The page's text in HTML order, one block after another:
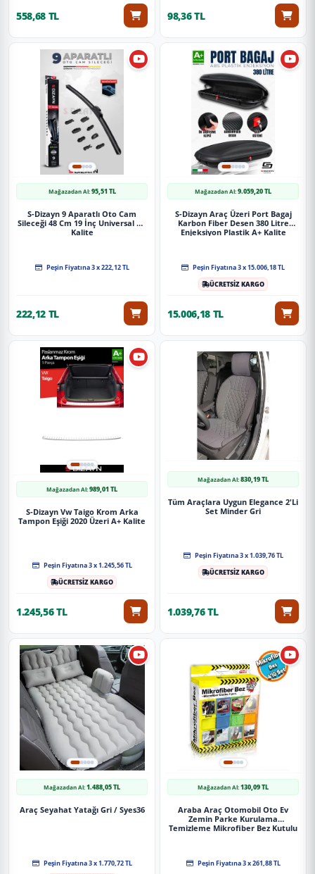
558,68 TL 98,36 TL
Mağazadan Al:95,51 TL
S-Dizayn 9 Aparatlı Oto Cam
Sileceği 48 Cm 19 İnç Universal A+
Kalite
Peşin Fiyatına 3 x 222,12 TL
222,12 TL
Mağazadan Al:9.059,20 TL
S-Dizayn Araç Üzeri Port Bagaj
Karbon Fiber Desen 380 Litre
Enjeksiyon Plastik A+ Kalite
Peşin Fiyatına 3 x 15.006,18 TL
ÜCRETSİZ KARGO
15.006,18 TL
Mağazadan Al:989,01 TL
S-Dizayn Vw Taigo Krom Arka
Tampon Eşiği 2020 Üzeri A+ Kalite
Peşin Fiyatına 3 x 1.245,56 TL
ÜCRETSİZ KARGO
1.245,56 TL
Mağazadan Al:830,19 TL
Tüm Araçlara Uygun Elegance 2'Li
Set Minder Gri
Peşin Fiyatına 3 x 1.039,76 TL
ÜCRETSİZ KARGO
1.039,76 TL
Mağazadan Al:1.488,05 TL
Araç Seyahat Yatağı Gri / Syes36
Peşin Fiyatına 3 x 1.770,72 TL
Mağazadan Al:130,09 TL
Araba Araç Otomobil Oto Ev
Zemin Parke Kurulama
Temizleme Mikrofiber Bez Kutulu
Peşin Fiyatına 3 x 261,88 TL